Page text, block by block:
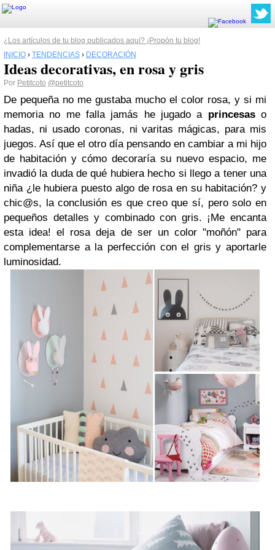
¿Los artículos de tu blog publicados aquí? ¡Propón tu blog!
INICIO › TENDENCIAS › DECORACIÓN
Ideas decorativas, en rosa y gris
Por Petitcoto @petitcoto
De pequeña no me gustaba mucho el color rosa, y si mi
memoria no me falla jamás he jugado a princesaso
hadas, ni usado coronas, ni varitas mágicas, para mis
juegos. Así que el otro día pensando en cambiar a mi hijo
de habitación y cómo decoraría su nuevo espacio, me
invadió la duda de qué hubiera hecho si llego a tener una
niña ¿le hubiera puesto algo de rosa en su habitación? y
chic@s, la conclusión es que creo que sí, pero solo en
pequeños detalles y combinado con gris. ¡Me encanta
esta idea! el rosa deja de ser un color "moñón" para
complementarse a la perfección con el gris y aportarle
luminosidad.